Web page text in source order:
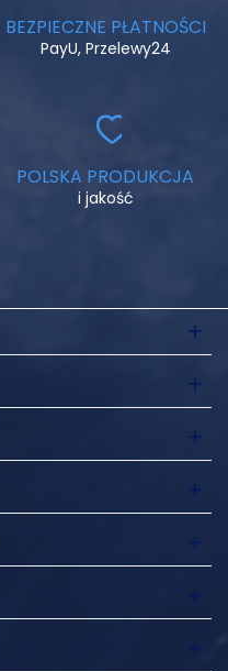
BEZPIECZNE PŁATNOŚCI
PayU, Przelewy24
POLSKA PRODUKCJA
i jakość